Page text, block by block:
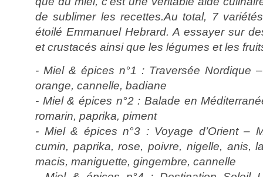
de sublimer les recettes.Au total, 7
étoilé Emmanuel Hebrard. A essayer sur
et crustacés ainsi que les légumes et les
- Miel & épices n°1 : Traversée Nordique
orange, cannelle, badiane
- Miel & épices n°2 : Balade en
romarin, paprika, piment
- Miel & épices n°3 : Voyage d’Orient –
cumin, paprika, rose, poivre, nigelle, anis,
macis, maniguette, gingembre, cannelle